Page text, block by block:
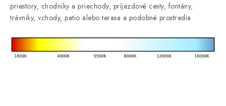
priestory, chodníky a priechody, príjazdové cesty, fontány,
trávniky, vchody, patio alebo terasa a podobné prostredia